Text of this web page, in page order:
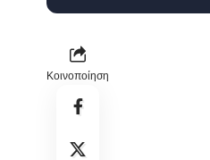
Κοινοποίηση